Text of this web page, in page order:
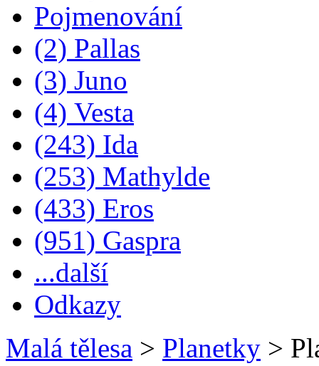
Pojmenování
(2) Pallas
(3) Juno
(4) Vesta
(243) Ida
(253) Mathylde
(433) Eros
(951) Gaspra
...další
Odkazy
Malá tělesa > Planetky >